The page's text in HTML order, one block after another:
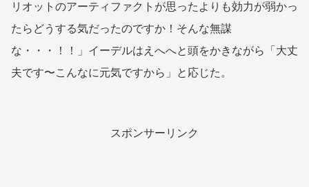
リオットのアーティファクトが思ったよりも効力が弱かっ
たらどうする気だったのですか！そんな無謀
な・・・！！」イーデルはえへへと頭をかきながら「大丈
夫です〜こんなに元気ですから」と応じた。
スポンサーリンク